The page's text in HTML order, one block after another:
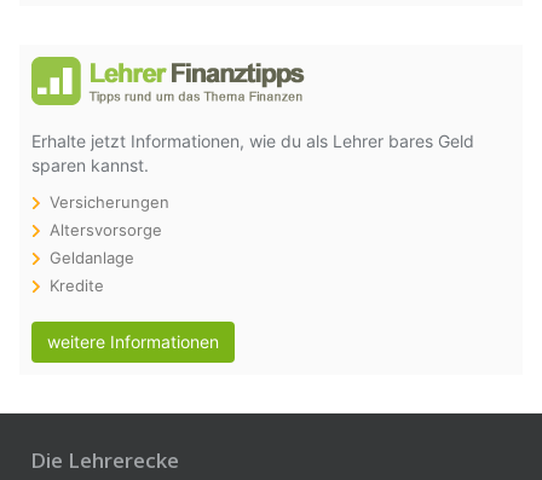
Erhalte jetzt Informationen, wie du als Lehrer bares Geld
sparen kannst.
Versicherungen
Altersvorsorge
Geldanlage
Kredite
weitere Informationen
Die Lehrerecke